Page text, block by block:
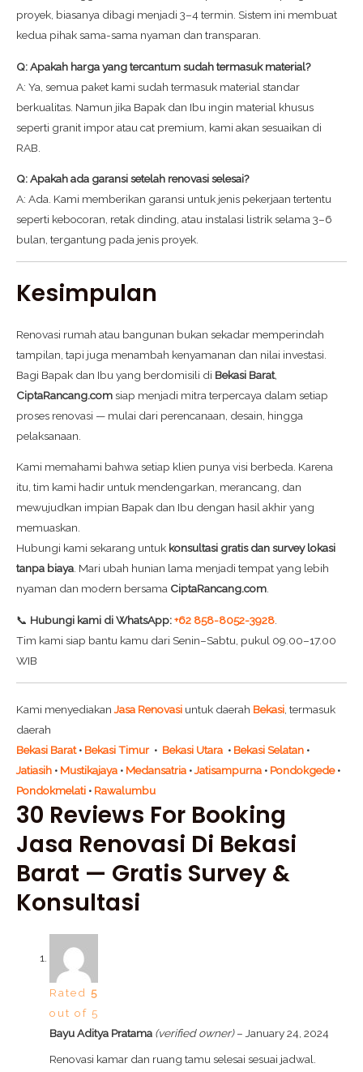
proyek, biasanya dibagi menjadi 3–4 termin. Sistem ini membuat
kedua pihak sama-sama nyaman dan transparan.
Q: Apakah harga yang tercantum sudah termasuk material?
A: Ya, semua paket kami sudah termasuk material standar
berkualitas. Namun jika Bapak dan Ibu ingin material khusus
seperti granit impor atau cat premium, kami akan sesuaikan di
RAB.
Q: Apakah ada garansi setelah renovasi selesai?
A: Ada. Kami memberikan garansi untuk jenis pekerjaan tertentu
seperti kebocoran, retak dinding, atau instalasi listrik selama 3–6
bulan, tergantung pada jenis proyek.
Kesimpulan
Renovasi rumah atau bangunan bukan sekadar memperindah
tampilan, tapi juga menambah kenyamanan dan nilai investasi.
Bagi Bapak dan Ibu yang berdomisili di Bekasi Barat,
CiptaRancang.comsiap menjadi mitra terpercaya dalam setiap
proses renovasi — mulai dari perencanaan, desain, hingga
pelaksanaan.
Kami memahami bahwa setiap klien punya visi berbeda. Karena
itu, tim kami hadir untuk mendengarkan, merancang, dan
mewujudkan impian Bapak dan Ibu dengan hasil akhir yang
memuaskan.
Hubungi kami sekarang untuk konsultasi gratis dan survey lokasi
tanpa biaya. Mari ubah hunian lama menjadi tempat yang lebih
nyaman dan modern bersama CiptaRancang.com.
📞 Hubungi kami di WhatsApp:+62 858-8052-3928
Tim kami siap bantu kamu dari Senin–Sabtu, pukul 09.00–17.00
WIB
Kami menyediakanJasa Renovasi untuk daerah Bekasi, termasuk
daerah
Bekasi Barat• Bekasi Timur• Bekasi Utara • Bekasi Selatan •
Jatiasih • Mustikajaya • Medansatria •Jatisampurna • Pondokgede•
Pondokmelati • Rawalumbu
30 Reviews For Booking
Jasa Renovasi Di Bekasi
Barat — Gratis Survey &
Konsultasi
Rated5
out of 5
Bayu Aditya Pratama (verified owner) – January 24, 2024
Renovasi kamar dan ruang tamu selesai sesuai jadwal.